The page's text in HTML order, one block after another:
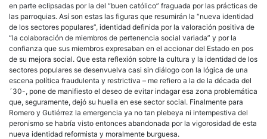
en parte eclipsadas por la del “buen católico” fraguada por las prácticas de
las parroquias. Así son estas las figuras que resumirán la “nueva identidad
de los sectores populares”, identidad definida por la valoración positiva de
“la colaboración de miembros de pertenencia social variada” y por la
confianza que sus miembros expresaban en el accionar del Estado en pos
de su mejora social. Que esta reflexión sobre la cultura y la identidad de los
sectores populares se desenvuelva casi sin diálogo con la lógica de una
escena política fraudulenta y restrictiva – me refiero a la de la década del
´30-, pone de manifiesto el deseo de evitar indagar esa zona problemática
que, seguramente, dejó su huella en ese sector social. Finalmente para
Romero y Gutiérrez la emergencia ya no tan plebeya ni intempestiva del
peronismo se habría visto entonces abandonada por la vigorosidad de esta
nueva identidad reformista y moralmente burguesa.